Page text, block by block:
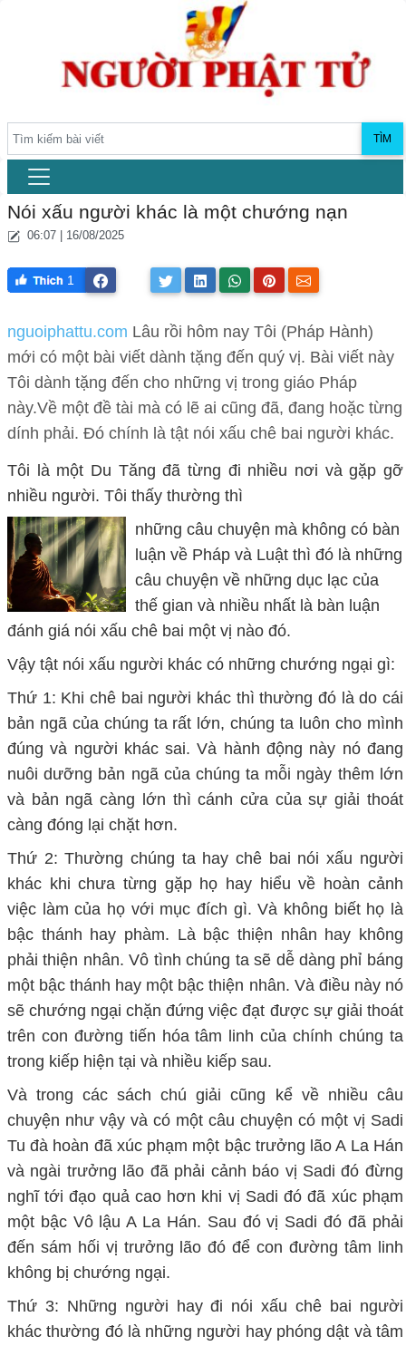
TÌM
Nói xấu người khác là một chướng nạn
06:07 | 16/08/2025
1
nguoiphattu.com Lâu rồi hôm nay Tôi (Pháp Hành)
mới có một bài viết dành tặng đến quý vị. Bài viết này
Tôi dành tặng đến cho những vị trong giáo Pháp
này.Về một đề tài mà có lẽ ai cũng đã, đang hoặc từng
dính phải. Đó chính là tật nói xấu chê bai người khác.
Tôi là một Du Tăng đã từng đi nhiều nơi và gặp gỡ
nhiều người. Tôi thấy thường thì
những câu chuyện mà không có bàn
luận về Pháp và Luật thì đó là những
câu chuyện về những dục lạc của
thế gian và nhiều nhất là bàn luận
đánh giá nói xấu chê bai một vị nào đó.
Vậy tật nói xấu người khác có những chướng ngại gì:
Thứ 1: Khi chê bai người khác thì thường đó là do cái
bản ngã của chúng ta rất lớn, chúng ta luôn cho mình
đúng và người khác sai. Và hành động này nó đang
nuôi dưỡng bản ngã của chúng ta mỗi ngày thêm lớn
và bản ngã càng lớn thì cánh cửa của sự giải thoát
càng đóng lại chặt hơn.
Thứ 2: Thường chúng ta hay chê bai nói xấu người
khác khi chưa từng gặp họ hay hiểu về hoàn cảnh
việc làm của họ với mục đích gì. Và không biết họ là
bậc thánh hay phàm. Là bậc thiện nhân hay không
phải thiện nhân. Vô tình chúng ta sẽ dễ dàng phỉ báng
một bậc thánh hay một bậc thiện nhân. Và điều này nó
sẽ chướng ngại chặn đứng việc đạt được sự giải thoát
trên con đường tiến hóa tâm linh của chính chúng ta
trong kiếp hiện tại và nhiều kiếp sau.
Và trong các sách chú giải cũng kể về nhiều câu
chuyện như vậy và có một câu chuyện có một vị Sadi
Tu đà hoàn đã xúc phạm một bậc trưởng lão A La Hán
và ngài trưởng lão đã phải cảnh báo vị Sadi đó đừng
nghĩ tới đạo quả cao hơn khi vị Sadi đó đã xúc phạm
một bậc Vô lậu A La Hán. Sau đó vị Sadi đó đã phải
đến sám hối vị trưởng lão đó để con đường tâm linh
không bị chướng ngại.
Thứ 3: Những người hay đi nói xấu chê bai người
khác thường đó là những người hay phóng dật và tâm